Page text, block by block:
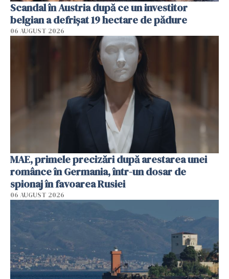
Scandal în Austria după ce un investitor
belgian a defrișat 19 hectare de pădure
06 AUGUST 2026
MAE, primele precizări după arestarea unei
românce în Germania, într-un dosar de
spionaj în favoarea Rusiei
06 AUGUST 2026